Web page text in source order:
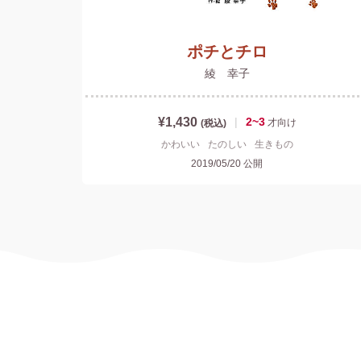
ポチとチロ
綾 幸子
¥1,430 (税込) | 2~3 才向け
かわいい
たのしい
生きもの
2019/05/20 公開